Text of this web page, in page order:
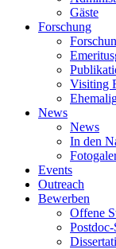
Gäste
Forschung
Visiting
News
News
In den
Events
Outreach
Bewerben
Offene